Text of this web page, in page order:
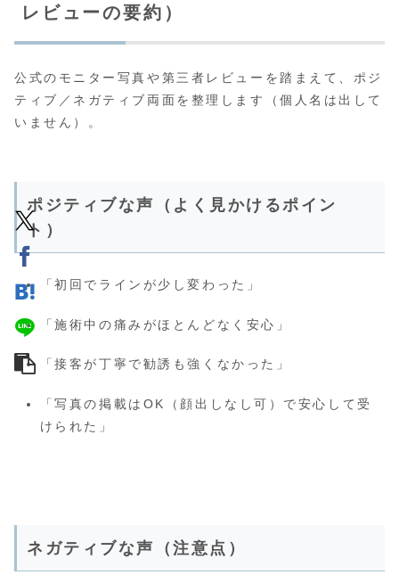
レビューの要約）
公式のモニター写真や第三者レビューを踏まえて、ポジ
ティブ／ネガティブ両面を整理します（個人名は出して
いません）。
ポジティブな声（よく見かけるポイン
ト）
「初回でラインが少し変わった」
「施術中の痛みがほとんどなく安心」
「接客が丁寧で勧誘も強くなかった」
「写真の掲載はOK（顔出しなし可）で安心して受
けられた」
ネガティブな声（注意点）